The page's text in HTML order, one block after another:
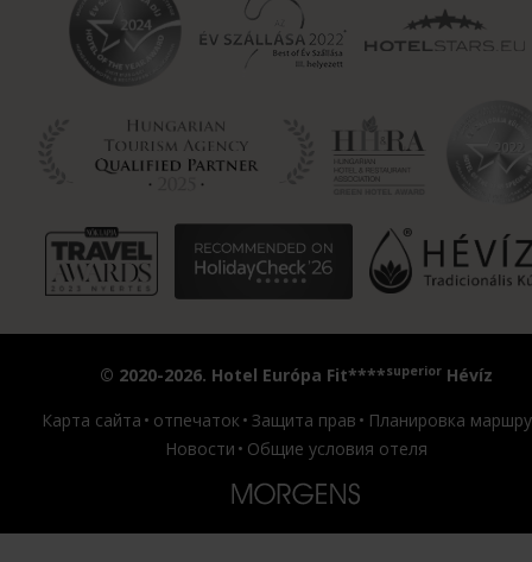
© 2020-2026. Hotel Európa Fit****superior Hévíz
Карта сайта
отпечаток Защита прав
Планировка
Новости
Общие условия отеля